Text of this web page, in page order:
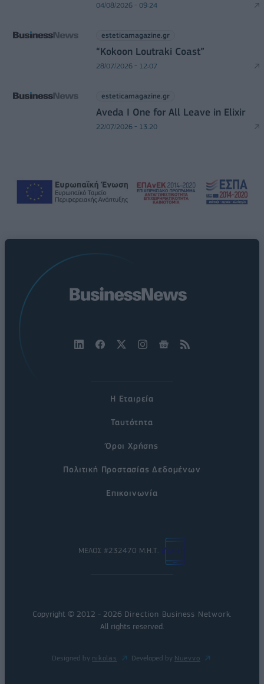
04/08/2026 - 09:24
esteticamagazine.gr
“Kokoon Loutraki Coast”
28/07/2026 - 12:07
esteticamagazine.gr
Aveda I One for All Leave in Elixir
22/07/2026 - 13:20
Η Εταιρεία
Ταυτότητα
Όροι Χρήσης
Πολιτική Προστασίας Δεδομένων
Επικοινωνία
ΜΕΛΟΣ #232470 Μ.Η.Τ.
Copyright © 2012 - 2026 Direction Business Network.
All rights reserved.
Designed by nikolas Developed by Nuevvo